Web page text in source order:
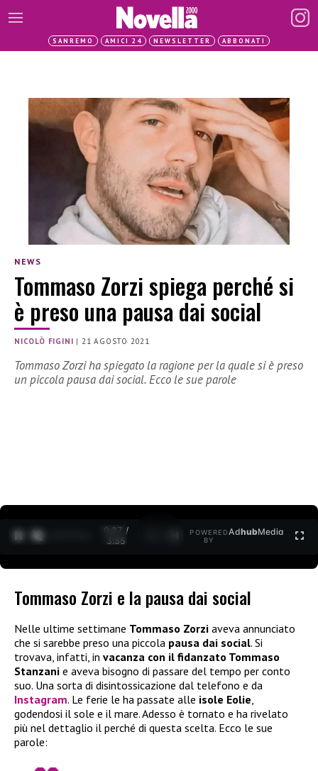
SANREMO AMICI 24 NEWSLETTER ABBONATI
NEWS
Tommaso Zorzi spiega perché si
è preso una pausa dai social
NICOLÒ FIGINI | 21 AGOSTO 2021
Tommaso Zorzi ha spiegato la ragione per la quale si è preso
un piccola pausa dai social. Ecco le sue parole
0:27 /
3:35
POWERED
BY
AdhubMedia
Tommaso Zorzi e la pausa dai social
Nelle ultime settimane Tommaso Zorzi aveva annunciato
che si sarebbe preso una piccola pausa dai social. Si
trovava, infatti, in vacanza con il fidanzato Tommaso
Stanzani e aveva bisogno di passare del tempo per conto
suo. Una sorta di disintossicazione dal telefono e da
Instagram. Le ferie le ha passate alle isole Eolie,
godendosi il sole e il mare. Adesso è tornato e ha rivelato
più nel dettaglio il perché di questa scelta. Ecco le sue
parole: